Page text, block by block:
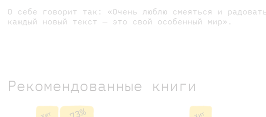
О себе говорит так: «Очень люблю смеяться и
каждый новый текст — это свой особенный мир».
Рекомендованные книги
Хит Хит